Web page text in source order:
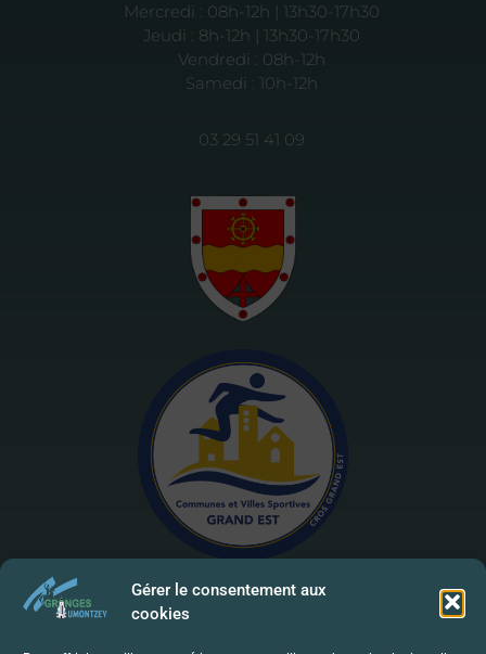
Gérer le consentement aux
cookies
Mercredi : 08h-12h | 13h30-17h30
Jeudi : 8h-12h | 13h30-17h30
Vendredi : 08h-12h
Samedi : 10h-12h
03 29 51 41 09